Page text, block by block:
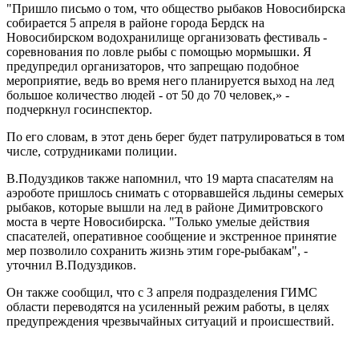
"Пришло письмо о том, что общество рыбаков Новосибирска
собирается 5 апреля в районе города Бердск на
Новосибирском водохранилище организовать фестиваль -
соревнования по ловле рыбы с помощью мормышки. Я
предупредил организаторов, что запрещаю подобное
мероприятие, ведь во время него планируется выход на лед
большое количество людей - от 50 до 70 человек,» -
подчеркнул госинспектор.
По его словам, в этот день берег будет патрулироваться в том
числе, сотрудниками полиции.
В.Подуздиков также напомнил, что 19 марта спасателям на
аэроботе пришлось снимать с оторвавшейся льдины семерых
рыбаков, которые вышли на лед в районе Димитровского
моста в черте Новосибирска. "Только умелые действия
спасателей, оперативное сообщение и экстренное принятие
мер позволило сохранить жизнь этим горе-рыбакам", -
уточнил В.Подуздиков.
Он также сообщил, что с 3 апреля подразделения ГИМС
области переводятся на усиленный режим работы, в целях
предупреждения чрезвычайных ситуаций и происшествий.